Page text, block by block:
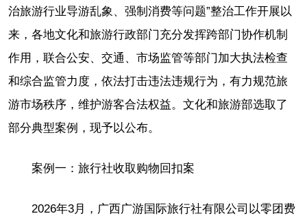
治旅游行业导游乱象、强制消费等问题”整治工作开展以
来，各地文化和旅游行政部门充分发挥跨部门协作机制
作用，联合公安、交通、市场监管等部门加大执法检查
和综合监管力度，依法打击违法违规行为，有力规范旅
游市场秩序，维护游客合法权益。文化和旅游部选取了
部分典型案例，现予以公布。
案例一：旅行社收取购物回扣案
2026年3月，广西广游国际旅行社有限公司以零团费